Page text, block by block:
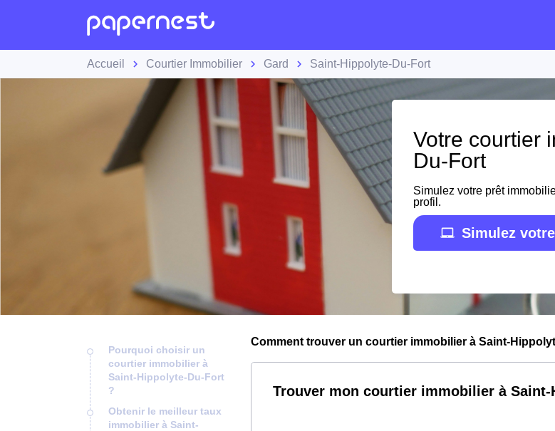
Accueil Courtier Immobilier Gard Saint-Hippolyte-Du-Fort
Votre courtier
Du-Fort
Simulez votre prêt
profil.
Simulez
Pourquoi choisir un
courtier immobilier à
Saint-Hippolyte-Du-Fort
?
Obtenir le meilleur taux
immobilier à Saint-
Comment trouver un courtier immobilier à Saint-
Trouver mon courtier immobilier à Saint-